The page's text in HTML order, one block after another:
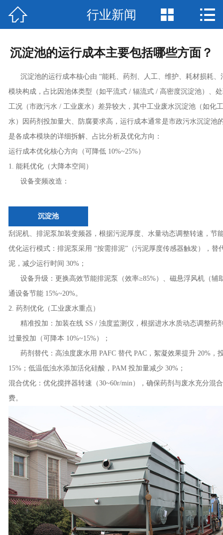
首页
沉淀池工程案例
新闻中心
 行业新闻  
沉淀池的运行成本主要包括哪些方面？
沉淀池的运行成本核心由 “能耗、药剂、人工、维护、耗材损耗、
模块构成，占比因池体类型（如平流式 / 辐流式 / 高密度沉淀池）、
工况（市政污水 / 工业废水）差异较大，其中工业废水沉淀池（如化
水）因药剂投加量大、防腐要求高，运行成本通常是市政污水沉淀池
是各成本模块的详细拆解、占比分析及优化方向：
运行成本优化核心方向（可降低 10%~25%）
1. 能耗优化（大降本空间）
设备变频改造：
沉淀池
刮泥机、排泥泵加装变频器，根据污泥厚度、水量动态调整转速，节
优化运行模式：排泥泵采用 “按需排泥”（污泥厚度传感器触发），替
泥，减少运行时间 30%；
设备升级：更换高效节能排泥泵（效率≥85%）、磁悬浮风机（辅
通设备节能 15%~20%。
2. 药剂优化（工业废水重点）
精准投加：加装在线 SS / 浊度监测仪，根据进水水质动态调整药
过量投加（可降本 10%~15%）；
药剂替代：高浊度废水用 PAFC 替代 PAC，絮凝效果提升 20%，
15%；低温低浊水添加活化硅酸，PAM 投加量减少 30%；
混合优化：优化搅拌器转速（30~60r/min），确保药剂与废水充分混
费。